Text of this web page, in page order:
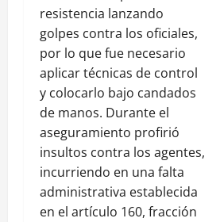
resistencia lanzando
golpes contra los oficiales,
por lo que fue necesario
aplicar técnicas de control
y colocarlo bajo candados
de manos. Durante el
aseguramiento profirió
insultos contra los agentes,
incurriendo en una falta
administrativa establecida
en el artículo 160, fracción